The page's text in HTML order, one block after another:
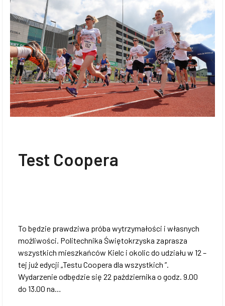
Test Coopera
To będzie prawdziwa próba wytrzymałości i własnych
możliwości. Politechnika Świętokrzyska zaprasza
wszystkich mieszkańców Kielc i okolic do udziału w 12 –
tej już edycji „Testu Coopera dla wszystkich ”.
Wydarzenie odbędzie się 22 października o godz. 9.00
do 13.00 na…